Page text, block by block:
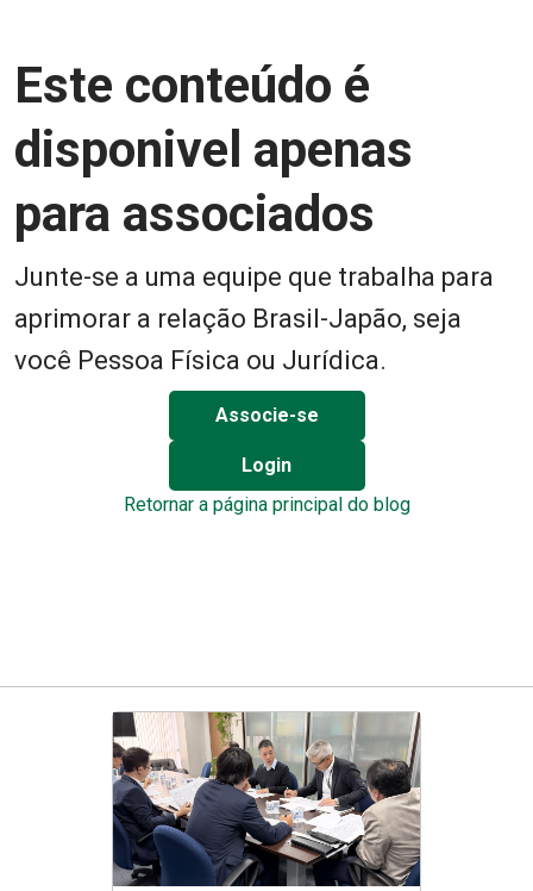
Este conteúdo é
disponivel apenas
para associados
Junte-se a uma equipe que trabalha para
aprimorar a relação Brasil-Japão, seja
você Pessoa Física ou Jurídica.
Associe-se
Login
Retornar a página principal do blog